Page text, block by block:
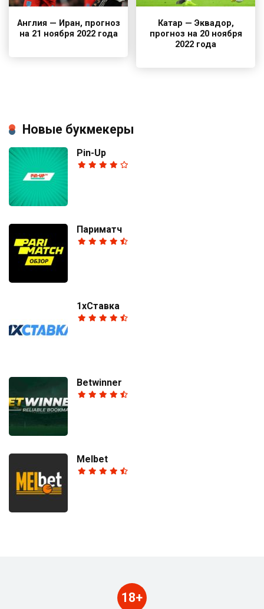
Англия — Иран, прогноз
на 21 ноября 2022 года
Катар — Эквадор,
прогноз на 20 ноября
2022 года
Новые букмекеры
Pin-Up
Париматч
1хСтавка
Betwinner
Melbet
18+